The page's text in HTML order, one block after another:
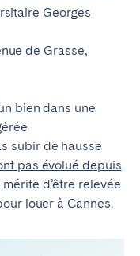
Georges
de Grasse,
bien dans une
subir de hausse
pas évolué depuis
d’être relevée
louer à Cannes.